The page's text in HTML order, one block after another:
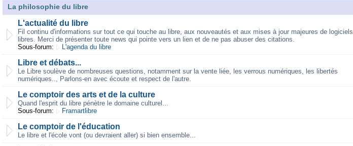
La philosophie du libre
L'actualité du libre
Fil continu d'informations sur tout ce qui touche au libre, aux nouveautés et aux mises à jour majeures de logiciels
libres. Merci de présenter toute news qui pointe vers un lien et de ne pas abuser des citations.
Sous-forum:
L'agenda du libre
Libre et débats...
Le Libre soulève de nombreuses questions, notamment sur la vente liée, les verrous numériques, les libertés
numériques.., Parlons-en avec écoute et respect de l'autre.
Le comptoir des arts et de la culture
Quand l'esprit du libre pénètre le domaine culturel...
Sous-forum:
Framartlibre
Le comptoir de l'éducation
Le libre et l'école vont (ou devraient aller) si bien ensemble...